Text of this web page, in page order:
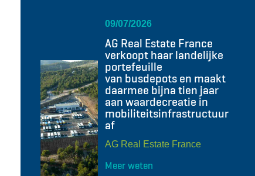
09/07/2026
AG Real Estate France
verkoopt haar landelijke
portefeuille
van busdepots en maakt
daarmee bijna tien jaar
aan waardecreatie in
mobiliteitsinfrastructuur
af
AG Real Estate France
Meer weten